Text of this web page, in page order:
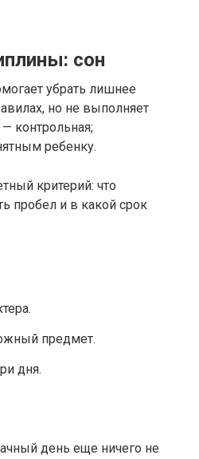
сон
убрать лишнее
но не выполняет
контрольная;
ребенку.
критерий: что
пробел и в какой срок
предмет.
дня.
день еще ничего не